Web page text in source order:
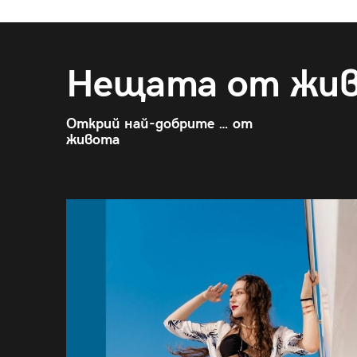
Нещата от
Открий най-добрите … от
живота